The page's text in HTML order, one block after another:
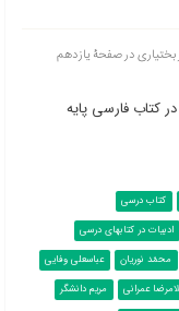
بختیاری در صفحۀ یازدهم
کتاب فارسی پایه
کتاب درسی
ادبیات در کتابهای درسی
محمّد نوریان
عباسعلی وفایی
عمرانی
مریم دانشگر